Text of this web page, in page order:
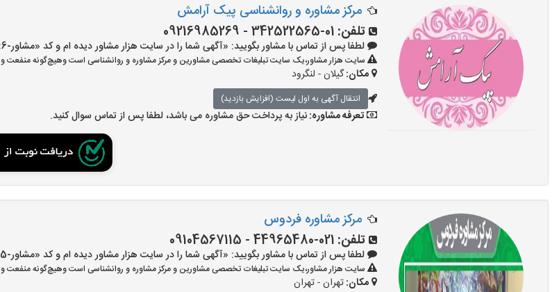
مرکز مشاوره و روانشناسی پیک آرامش
تلفن: 01-342522565 - 09216985269
لطفا پس از تماس با مشاور بگویید: «آگهی شما را در سایت هزار مشاور دیده ام و کد «مشاور-6» را اعلام کنید»
سایت هزار مشاور،یک سایت تبلیغات تخصصی مشاورین و مرکز مشاوره و روانشناسی است وهیچ‌گونه منفعت و
مکان:گیلان - لنگرود
انتقال آگهی به اول لیست (افزایش بازدید)
تعرفه مشاوره:نیاز به پرداخت حق مشاوره می باشد، لطفا پس از تماس سوال کنید.
مرکز مشاوره فردوس
تلفن: 021-44965480 - 09104567115
لطفا پس از تماس با مشاور بگویید: «آگهی شما را در سایت هزار مشاور دیده ام و کد «مشاور-5» را اعلام کنید»
سایت هزار مشاور،یک سایت تبلیغات تخصصی مشاورین و مرکز مشاوره و روانشناسی است وهیچ‌گونه منفعت و
مکان:تهران - تهران